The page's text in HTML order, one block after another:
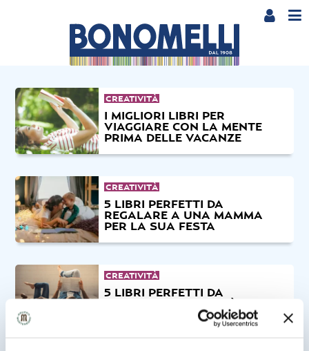
CREATIVITÀ
I MIGLIORI LIBRI PER
VIAGGIARE CON LA MENTE
PRIMA DELLE VACANZE
CREATIVITÀ
5 LIBRI PERFETTI DA
REGALARE A UNA MAMMA
PER LA SUA FESTA
CREATIVITÀ
5 LIBRI PERFETTI DA
REGALARE A UN PAPÀ